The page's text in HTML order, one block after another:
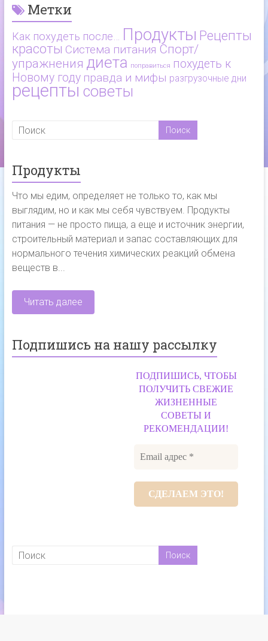
Метки
Как похудеть после… Продукты Рецепты
красоты Система питания Спорт/
упражнения диета поправиться похудеть к
Новому году правда и мифы разгрузочные дни
рецепты советы
Продукты
Что мы едим, определяет не только то, как мы
выглядим, но и как мы себя чувствуем. Продукты
питания — не просто пища, а еще и источник энергии,
строительный материал и запас составляющих для
нормального течения химических реакций обмена
веществ в...
Читать далее
Подпишись на нашу рассылку
ПОДПИШИСЬ, ЧТОБЫ
ПОЛУЧИТЬ СВЕЖИЕ
ЖИЗНЕННЫЕ
СОВЕТЫ И
РЕКОМЕНДАЦИИ!